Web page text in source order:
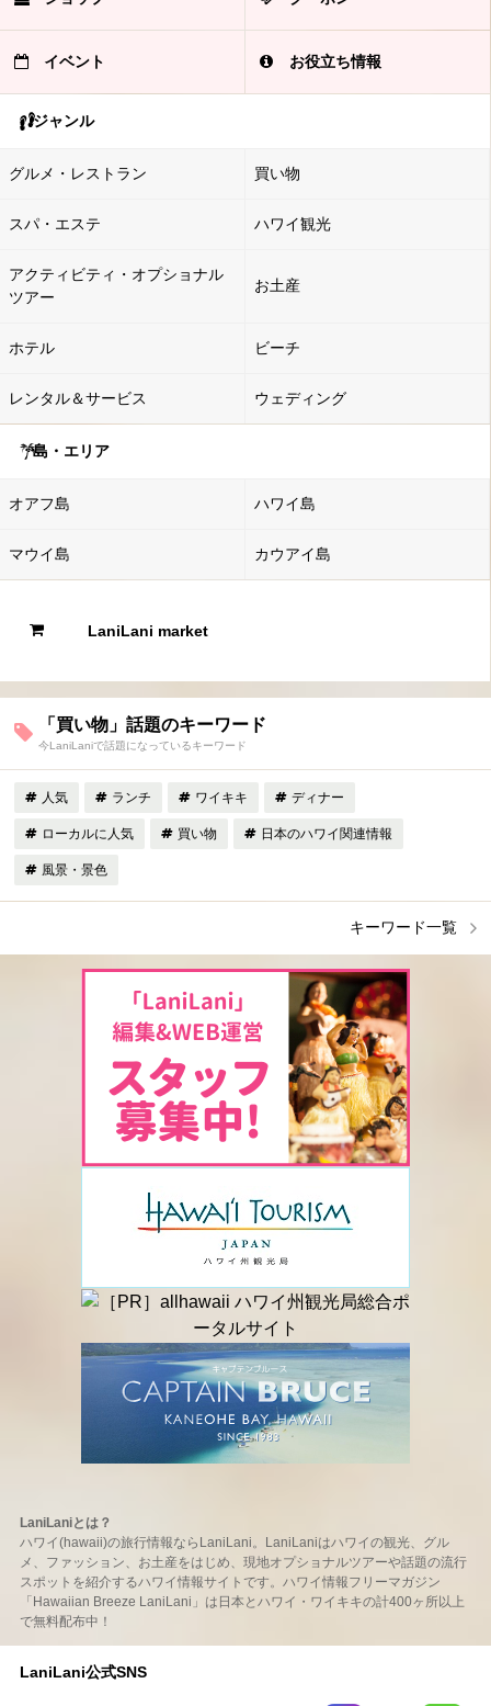
イベント お役立ち情報
ジャンル
グルメ・レストラン 買い物
スパ・エステ ハワイ観光
アクティビティ・オプショナル
ツアー
お土産
ホテル ビーチ
レンタル＆サービス ウェディング
島・エリア
オアフ島 ハワイ島
マウイ島 カウアイ島
LaniLani market
「買い物」話題のキーワード
今LaniLaniで話題になっているキーワード
人気 ランチ ワイキキ ディナー
ローカルに人気 買い物 日本のハワイ関連情報
風景・景色
キーワード一覧
LaniLaniとは？
ハワイ(hawaii)の旅行情報ならLaniLani。LaniLaniはハワイの観光、グル
メ、ファッション、お土産をはじめ、現地オプショナルツアーや話題の流行
スポットを紹介するハワイ情報サイトです。ハワイ情報フリーマガジン
「Hawaiian Breeze LaniLani」は日本とハワイ・ワイキキの計400ヶ所以上
で無料配布中！
LaniLani公式SNS